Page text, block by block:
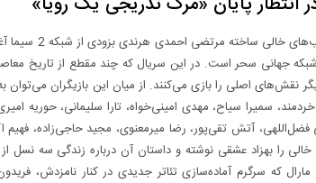
گروه رسانه: پخش سریال قاب‌های خالی
جهانی سحر است. در این سریال که چند مقطع از تاریخ
می‌کند، حدود 20 بازیگر نقش‌های اصلی را بازی می‌کنند. از میان این بازیگران
سمیرا سیاح، مهدی امینی‌خواه، تارا سلیمانی، حوریه
فضل‌اللهی، آتش تقی‌پور، رضا میرمعنوی، مجید حاجی‌زاده، فهیم
خالی را بهزاد عشقی نوشته و داستان آن درباره زندگی سه نسل
که سرگرم آماده‌سازی تئاتر جدیدی در کنار نامزدش،